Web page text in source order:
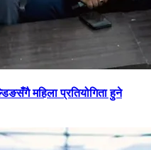
महिला प्रतियोगिता हुने